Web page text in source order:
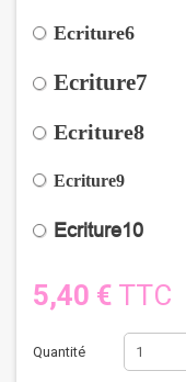
Ecriture6
Ecriture7
Ecriture8
Ecriture9
Ecriture10
5,40 € TTC
Quantité